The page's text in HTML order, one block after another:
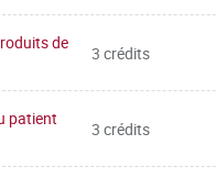
de
3 crédits
patient
3 crédits